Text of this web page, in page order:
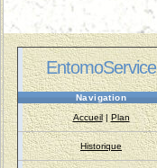
EntomoService
Navigation
Accueil|Plan
Historique